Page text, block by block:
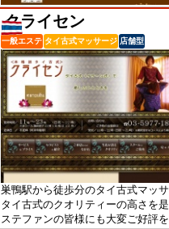
クライセン
一般エステ タイ古式マッサージ 店舗型
巣鴨駅から徒歩分のタイ古式マッ
タイ古式のクオリティーの高さを
ステファンの皆様にも大変ご好評